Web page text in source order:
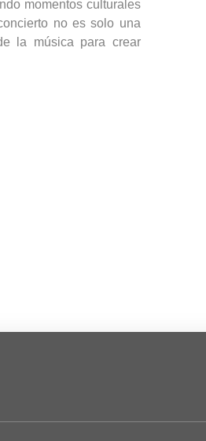
momentos culturales
no es solo una
la música para crear